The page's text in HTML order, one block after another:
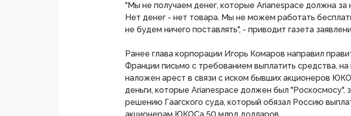
"Мы не получаем денег, которые Arianespace должна за
Нет денег - нет товара. Мы не можем работать
не будем ничего поставлять", - приводит газета
Ранее глава корпорации Игорь Комаров направил
Франции письмо с требованием выплатить средства,
наложен арест в связи с иском бывших акционеров
деньги, которые Arianespacе должен был "Роскосмосу",
решению Гаагского суда, который обязал Россию